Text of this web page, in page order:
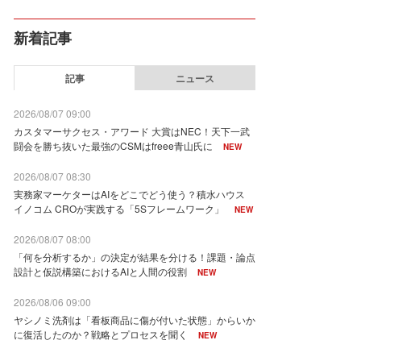
新着記事
記事 ニュース
2026/08/07 09:00
カスタマーサクセス・アワード 大賞はNEC！天下一武
闘会を勝ち抜いた最強のCSMはfreee青山氏に
NEW
2026/08/07 08:30
実務家マーケターはAIをどこでどう使う？積水ハウス
イノコム CROが実践する「5Sフレームワーク」
NEW
2026/08/07 08:00
「何を分析するか」の決定が結果を分ける！課題・論点
設計と仮説構築におけるAIと人間の役割
NEW
2026/08/06 09:00
ヤシノミ洗剤は「看板商品に傷が付いた状態」からいか
に復活したのか？戦略とプロセスを聞く
NEW